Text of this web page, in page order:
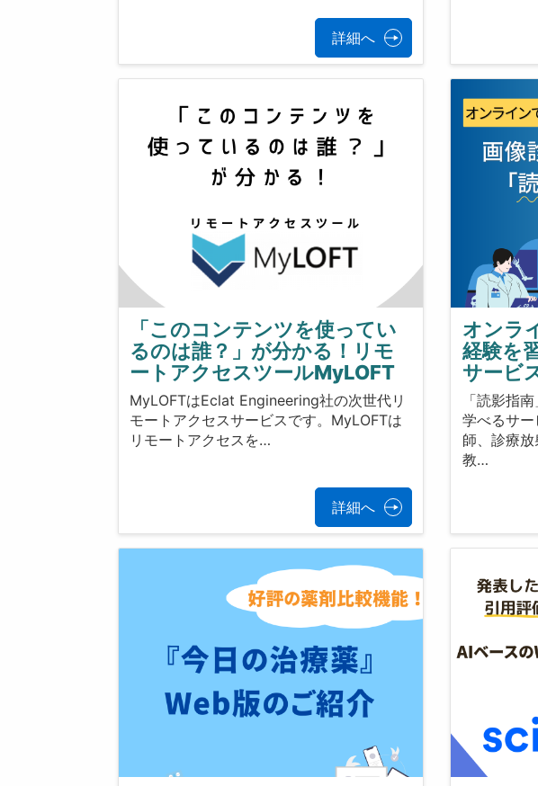
詳細へ
「このコンテンツを使ってい
るのは誰？」が分かる！リモ
ートアクセスツールMyLOFT
MyLOFTはEclat Engineering社の次世代リ
モートアクセスサービスです。MyLOFTは
リモートアクセスを…
詳細へ
オンラ
経験を
サービ
「読影指
学べるサ
師、診療
教…